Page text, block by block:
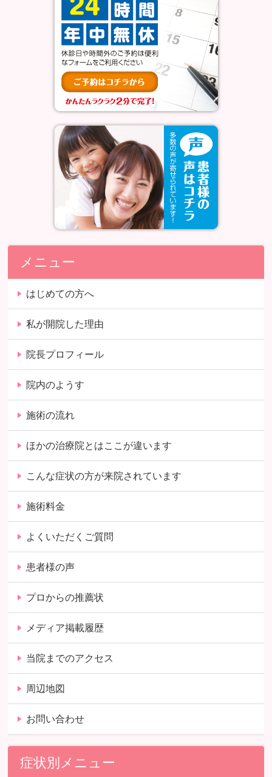
メニュー
はじめての方へ
私が開院した理由
院長プロフィール
院内のようす
施術の流れ
ほかの治療院とはここが違います
こんな症状の方が来院されています
施術料金
よくいただくご質問
患者様の声
プロからの推薦状
メディア掲載履歴
当院までのアクセス
周辺地図
お問い合わせ
症状別メニュー